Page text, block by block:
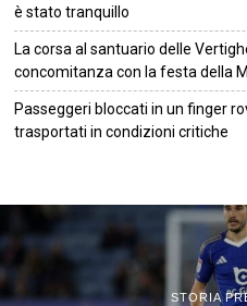
è stato tranquillo
La corsa al santuario delle
concomitanza con la festa della
Passeggeri bloccati in un finger
trasportati in condizioni critiche
STORIA